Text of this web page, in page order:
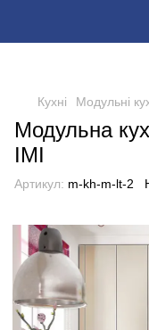
Кухні Модульні
Модульна
IMI
Артикул: m-kh-m-lt-2